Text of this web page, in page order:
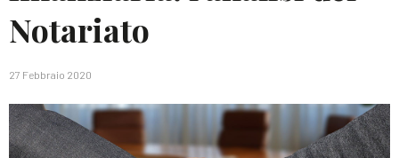
Notariato
27 Febbraio 2020